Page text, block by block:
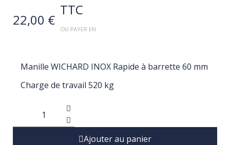
22,00 €
TTC
OU PAYER EN
Manille WICHARD INOX Rapide à barrette 60 mm
Charge de travail 520 kg
Ajouter au panier